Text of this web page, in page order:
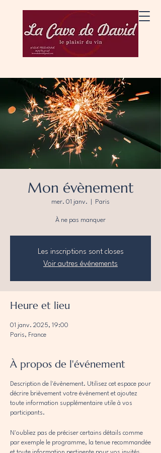
Mon évènement
mer. 01 janv. Paris
À ne pas manquer
Les inscriptions sont closes
Voir autres événements
Heure et lieu
01 janv. 2025, 19:00
Paris, France
À propos de l'événement
Description de l'évènement. Utilisez cet espace pour
décrire brièvement votre évènement et ajoutez
toute information supplémentaire utile à vos
participants.
N'oubliez pas de préciser certains détails comme
par exemple le programme, la tenue recommandée